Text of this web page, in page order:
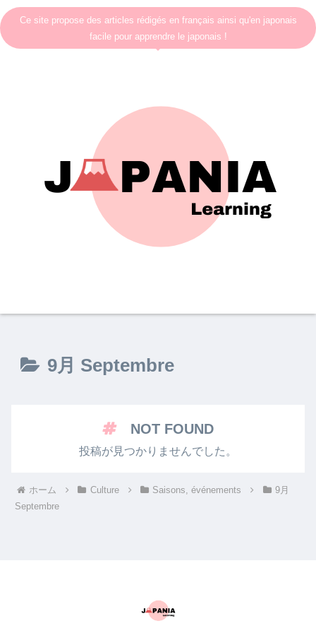
Ce site propose des articles rédigés en français ainsi qu'en japonais
facile pour apprendre le japonais !
9月 Septembre
NOT FOUND
投稿が見つかりませんでした。
ホーム Culture Saisons, événements
9月
Septembre